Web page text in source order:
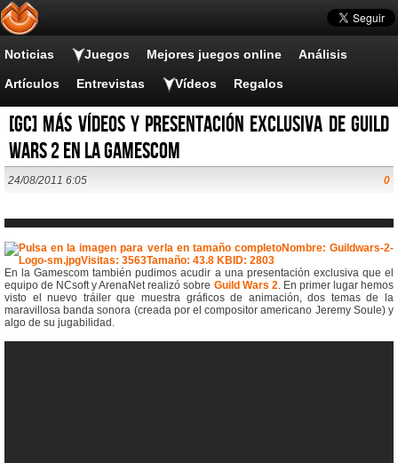
Noticias Juegos Mejores juegos online Análisis
Artículos Entrevistas Vídeos Regalos
[GC] Más vídeos y presentación exclusiva de Guild
Wars 2 en la Gamescom
24/08/2011 6:05 0
En la Gamescom también pudimos acudir a una presentación exclusiva que el
equipo de NCsoft y ArenaNet realizó sobre Guild Wars 2. En primer lugar hemos
visto el nuevo tráiler que muestra gráficos de animación, dos temas de la
maravillosa banda sonora (creada por el compositor americano Jeremy Soule) y
algo de su jugabilidad.